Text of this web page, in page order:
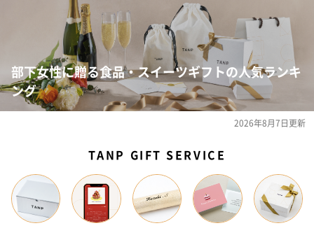
部下女性に贈る食品・スイーツギフトの人気ランキ
ング
2026年8月7日更新
TANP GIFT SERVICE